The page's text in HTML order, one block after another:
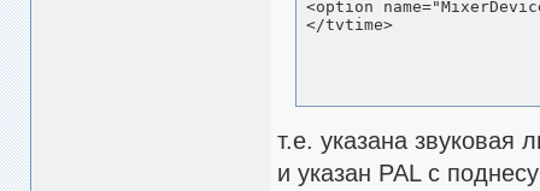
<option
</tvtime>
т.е. указана
и указан PAL с